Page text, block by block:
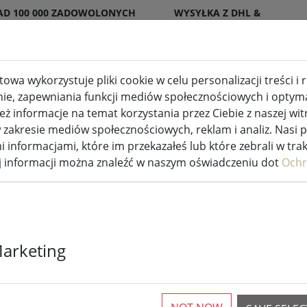
100 000 ZADOWOLONYCH
WYSYŁKA Z DHL &
i zewnętrzne
Kuchnia i jedzenie
Kaemingk
choinkowe
180 LED
wykorzystuje pliki cookie w celu personalizacji treści i
zapewniania funkcji mediów społecznościowych i
informacje na temat korzystania przez Ciebie z naszej
mediów społecznościowych, reklam i analiz. Nasi
informacjami, które im przekazałeś lub które zebrali w
informacji można znaleźć w naszym oświadczeniu dot